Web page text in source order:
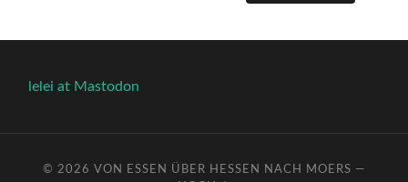
lelei at Mastodon
© 2026 VON ESSEN ÜBER HESSEN NACH MOERS —